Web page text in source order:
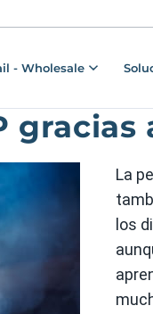
- Wholesale
gracias
La
los